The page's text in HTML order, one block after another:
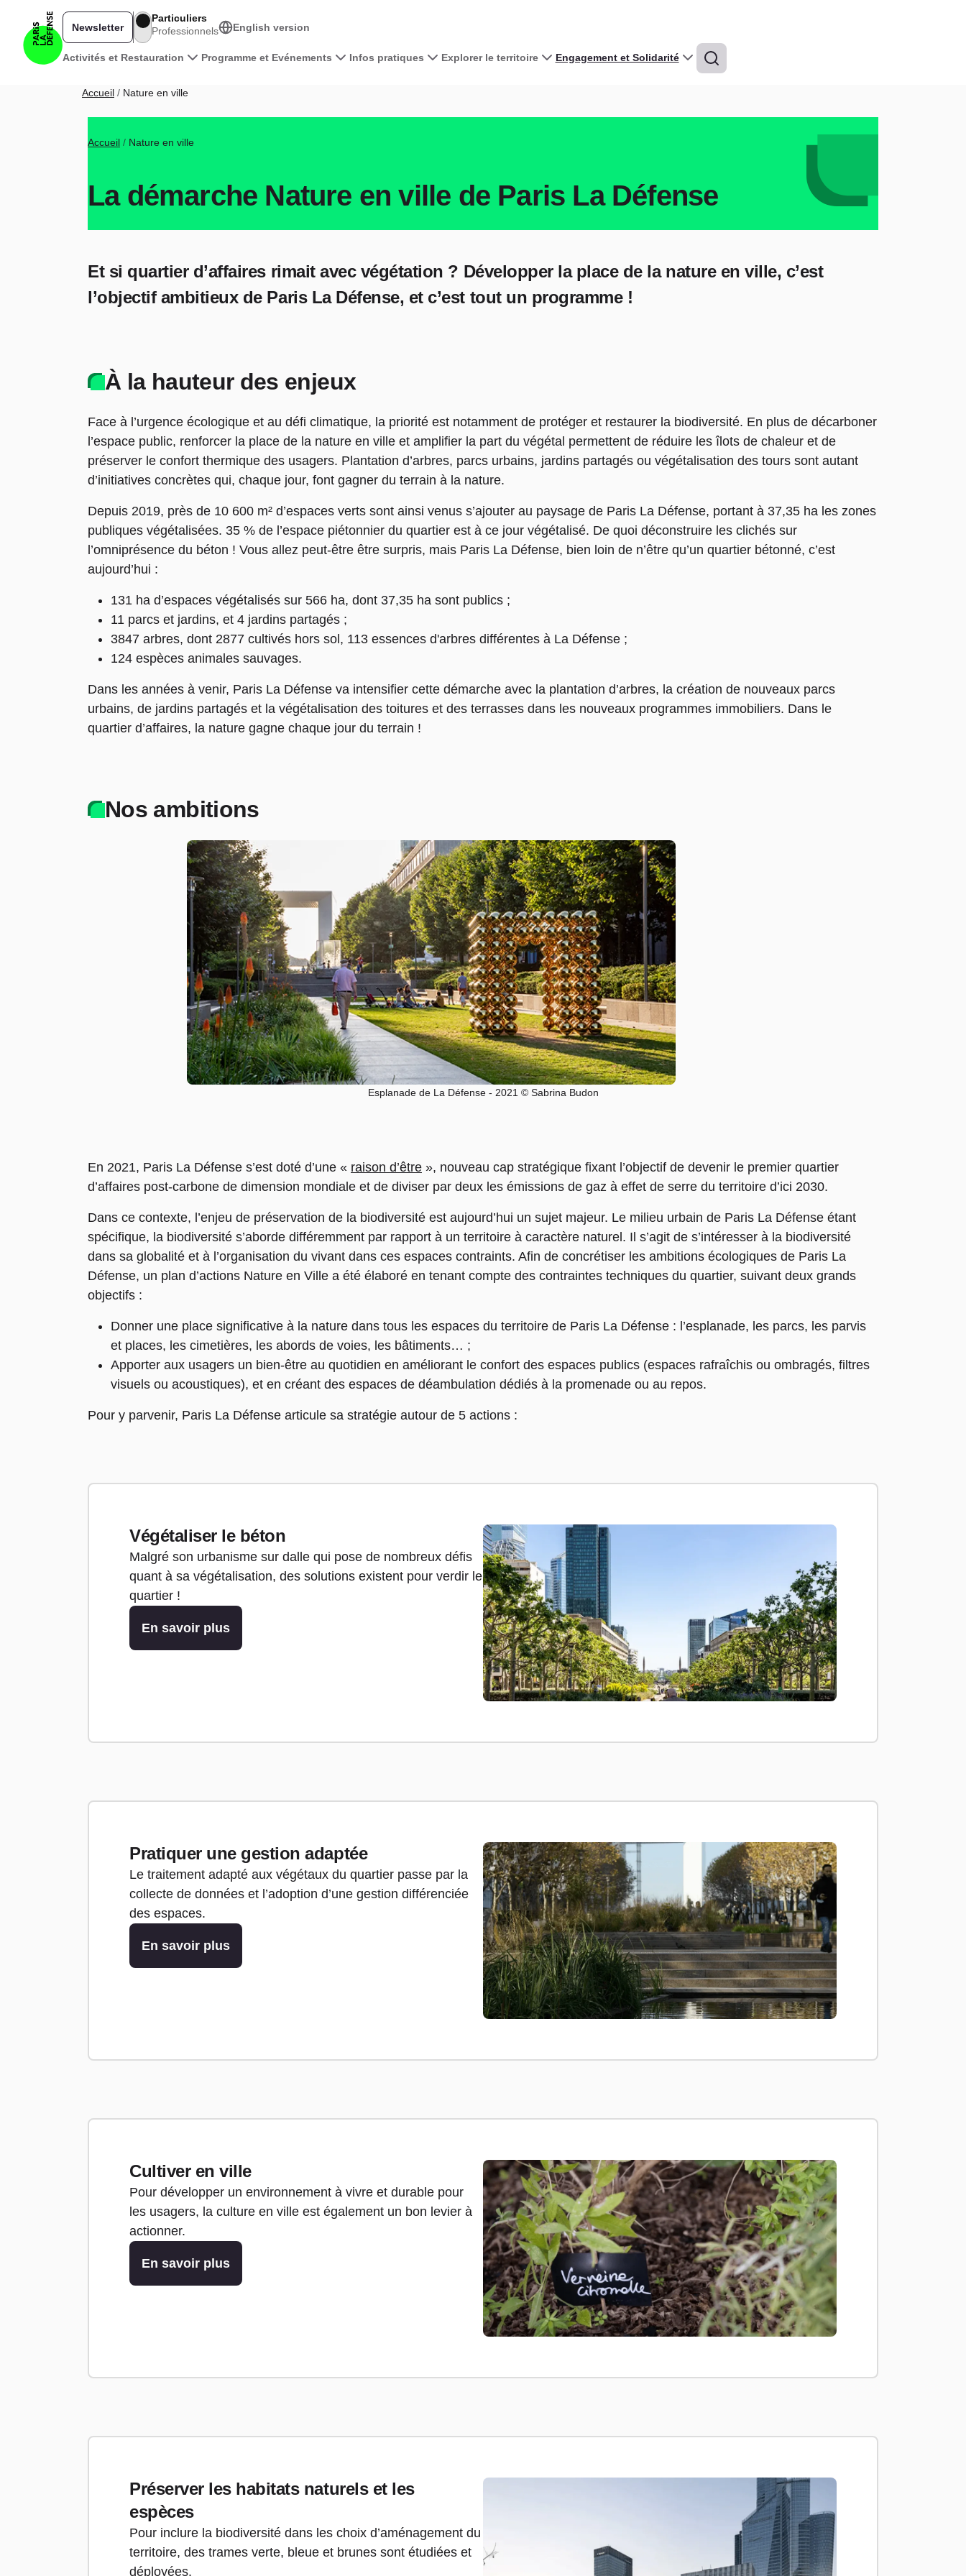
Navigation principale
Activités et Restauration Programme et Evénements Infos pratiques Explorer le territoire Engagement et Solidarité
Newsletter
Particuliers
Professionnels
English version
Fil d'Ariane
Accueil Nature en ville
Fil d'Ariane
Accueil Nature en ville
La démarche Nature en ville de Paris La Défense
Et si quartier d’affaires rimait avec végétation ? Développer la place de la nature en ville, c’est
l’objectif ambitieux de Paris La Défense, et c’est tout un programme !
À la hauteur des enjeux
Face à l’urgence écologique et au défi climatique, la priorité est notamment de protéger et restaurer la biodiversité. En plus de décarboner
l’espace public, renforcer la place de la nature en ville et amplifier la part du végétal permettent de réduire les îlots de chaleur et de
préserver le confort thermique des usagers. Plantation d’arbres, parcs urbains, jardins partagés ou végétalisation des tours sont autant
d’initiatives concrètes qui, chaque jour, font gagner du terrain à la nature.
Depuis 2019, près de 10 600 m² d’espaces verts sont ainsi venus s’ajouter au paysage de Paris La Défense, portant à 37,35 ha les zones
publiques végétalisées. 35 % de l’espace piétonnier du quartier est à ce jour végétalisé. De quoi déconstruire les clichés sur
l’omniprésence du béton ! Vous allez peut-être être surpris, mais Paris La Défense, bien loin de n’être qu’un quartier bétonné, c’est
aujourd’hui :
131 ha d’espaces végétalisés sur 566 ha, dont 37,35 ha sont publics ;
11 parcs et jardins, et 4 jardins partagés ;
3847 arbres, dont 2877 cultivés hors sol, 113 essences d'arbres différentes à La Défense ;
124 espèces animales sauvages.
Dans les années à venir, Paris La Défense va intensifier cette démarche avec la plantation d’arbres, la création de nouveaux parcs
urbains, de jardins partagés et la végétalisation des toitures et des terrasses dans les nouveaux programmes immobiliers. Dans le
quartier d’affaires, la nature gagne chaque jour du terrain !
Nos ambitions
Esplanade de La Défense - 2021 © Sabrina Budon
En 2021, Paris La Défense s’est doté d’une « raison d’être », nouveau cap stratégique fixant l’objectif de devenir le premier quartier
d’affaires post-carbone de dimension mondiale et de diviser par deux les émissions de gaz à effet de serre du territoire d’ici 2030.
Dans ce contexte, l’enjeu de préservation de la biodiversité est aujourd’hui un sujet majeur. Le milieu urbain de Paris La Défense étant
spécifique, la biodiversité s’aborde différemment par rapport à un territoire à caractère naturel. Il s’agit de s’intéresser à la biodiversité
dans sa globalité et à l’organisation du vivant dans ces espaces contraints. Afin de concrétiser les ambitions écologiques de Paris La
Défense, un plan d’actions Nature en Ville a été élaboré en tenant compte des contraintes techniques du quartier, suivant deux grands
objectifs :
Donner une place significative à la nature dans tous les espaces du territoire de Paris La Défense : l’esplanade, les parcs, les parvis
et places, les cimetières, les abords de voies, les bâtiments… ;
Apporter aux usagers un bien-être au quotidien en améliorant le confort des espaces publics (espaces rafraîchis ou ombragés, filtres
visuels ou acoustiques), et en créant des espaces de déambulation dédiés à la promenade ou au repos.
Pour y parvenir, Paris La Défense articule sa stratégie autour de 5 actions :
Végétaliser le béton
Malgré son urbanisme sur dalle qui pose de nombreux défis
quant à sa végétalisation, des solutions existent pour verdir le
quartier !
En savoir plus
Pratiquer une gestion adaptée
Le traitement adapté aux végétaux du quartier passe par la
collecte de données et l’adoption d’une gestion différenciée
des espaces.
En savoir plus
Cultiver en ville
Pour développer un environnement à vivre et durable pour
les usagers, la culture en ville est également un bon levier à
actionner.
En savoir plus
Préserver les habitats naturels et les
espèces
Pour inclure la biodiversité dans les choix d’aménagement du
territoire, des trames verte, bleue et brunes sont étudiées et
déployées.